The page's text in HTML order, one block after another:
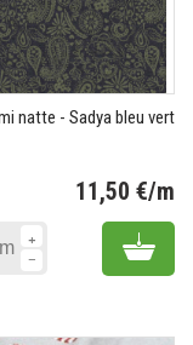
natte - Sadya bleu vert
11,50 €/m
m Add